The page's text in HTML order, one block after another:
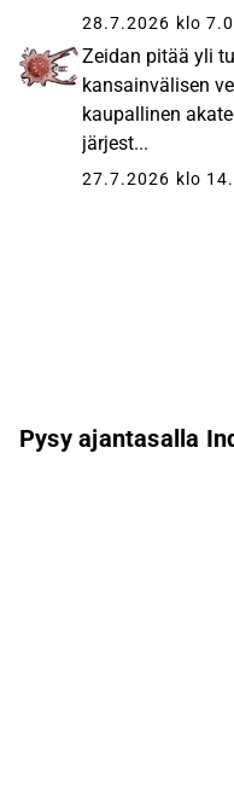
28.7.2026 klo
Zeidan pitää yli
kansainvälisen
kaupallinen
järjest...
27.7.2026 klo
Pysy ajantasalla